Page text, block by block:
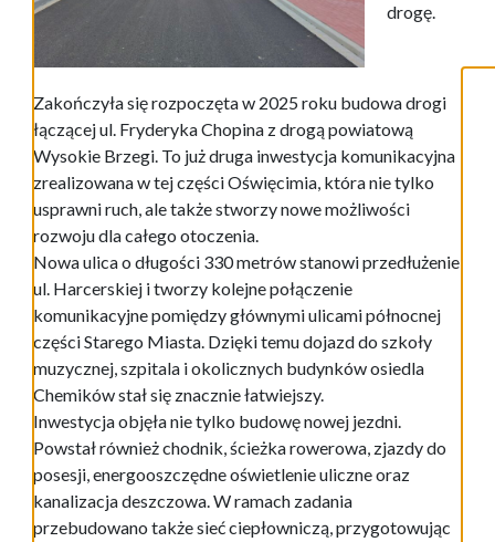
drogę.
Zakończyła się rozpoczęta w 2025 roku budowa drogi
łączącej ul. Fryderyka Chopina z drogą powiatową
Wysokie Brzegi. To już druga inwestycja komunikacyjna
zrealizowana w tej części Oświęcimia, która nie tylko
usprawni ruch, ale także stworzy nowe możliwości
rozwoju dla całego otoczenia.
Nowa ulica o długości 330 metrów stanowi przedłużenie
ul. Harcerskiej i tworzy kolejne połączenie
komunikacyjne pomiędzy głównymi ulicami północnej
części Starego Miasta. Dzięki temu dojazd do szkoły
muzycznej, szpitala i okolicznych budynków osiedla
Chemików stał się znacznie łatwiejszy.
Inwestycja objęła nie tylko budowę nowej jezdni.
Powstał również chodnik, ścieżka rowerowa, zjazdy do
posesji, energooszczędne oświetlenie uliczne oraz
kanalizacja deszczowa. W ramach zadania
przebudowano także sieć ciepłowniczą, przygotowując